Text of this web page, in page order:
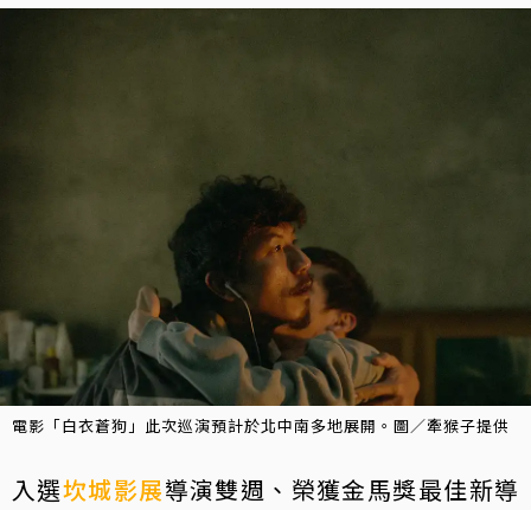
電影「白衣蒼狗」此次巡演預計於北中南多地展開。圖／牽猴子提供
入選坎城影展導演雙週、榮獲金馬獎最佳新導